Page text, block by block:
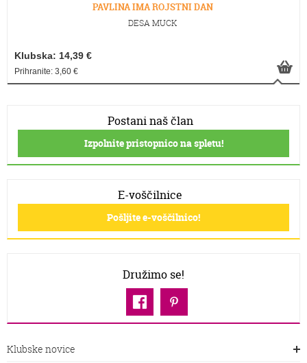
PAVLINA IMA ROJSTNI DAN
DESA MUCK
Klubska: 14,39 €
Prihranite: 3,60 €
Postani naš član
Izpolnite pristopnico na spletu!
E-voščilnice
Pošljite e-voščilnico!
Družimo se!
Klubske novice